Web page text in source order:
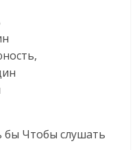
бы Чтобы слушать